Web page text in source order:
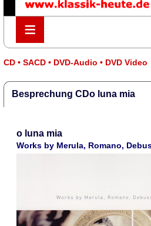
≡
≡
CD • SACD • DVD-Audio • DVD Video
Besprechung CDo luna mia
o luna mia
Works by Merula, Romano,